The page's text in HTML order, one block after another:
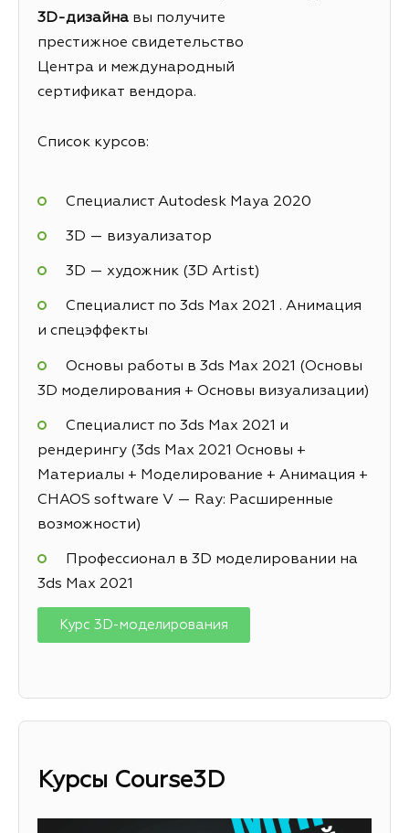
3D-дизайна вы получите
престижное свидетельство
Центра и международный
сертификат вендора.
Список курсов:
Специалист Autodesk Maya 2020
3D — визуализатор
3D — художник (3D Artist)
Специалист по 3ds Max 2021 . Анимация
и спецэффекты
Основы работы в 3ds Max 2021 (Основы
3D моделирования + Основы визуализации)
Специалист по 3ds Max 2021 и
рендерингу (3ds Max 2021 Основы +
Материалы + Моделирование + Анимация +
CHAOS software V — Ray: Расширенные
возможности)
Профессионал в 3D моделировании на
3ds Max 2021
Курс 3D-моделирования
Курсы Course3D